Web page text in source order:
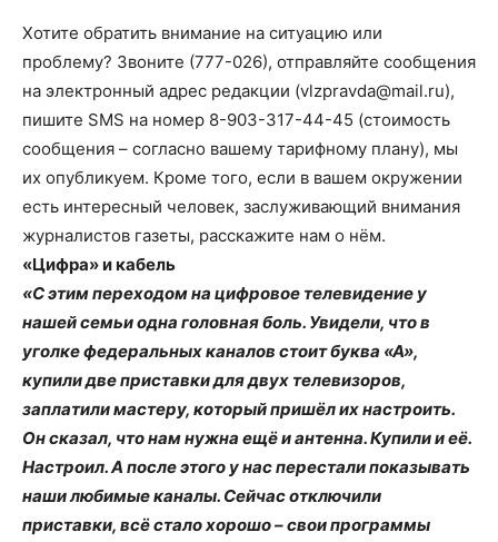
Хотите обратить внимание на ситуацию или
проблему? Звоните (777-026), отправляйте сообщения
на электронный адрес редакции (vlzpravda@mail.ru),
пишите SMS на номер 8-903-317-44-45 (стоимость
сообщения – согласно вашему тарифному плану), мы
их опубликуем. Кроме того, если в вашем окружении
есть интересный человек, заслуживающий внимания
журналистов газеты, расскажите нам о нём.
«Цифра» и кабель
«С этим переходом на цифровое телевидение у
нашей семьи одна головная боль. Увидели, что в
уголке федеральных каналов стоит буква «А»,
купили две приставки для двух телевизоров,
заплатили мастеру, который пришёл их настроить.
Он сказал, что нам нужна ещё и антенна. Купили и её.
Настроил. А после этого у нас перестали показывать
наши любимые каналы. Сейчас отключили
приставки, всё стало хорошо – свои программы